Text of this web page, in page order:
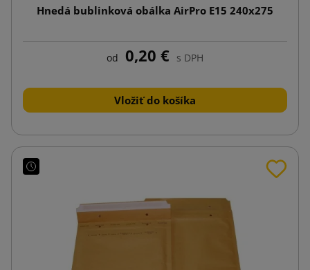
Hnedá bublinková obálka AirPro E15 240x275
od 0,20 € s DPH
Vložiť do košíka